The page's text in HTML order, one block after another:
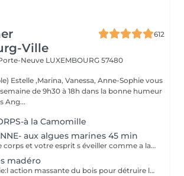
Ville
612
Neuve LUXEMBOURG 57480
Estelle ,Marina, Vanessa, Anne-Sophie vous
de 9h30 à 18h dans la bonne humeur
Ang...
à la Camomille
aux algues marines 45 min
Vous sentez votre corps et votre esprit s éveiller comme a la suite d un bain dans l OCEAN. Vous vous tonicité et leur confort. sentez légère et revitalisée. Vos jambes retrouvent leur tonicité et leur confort
madéro
La Maderotherapie:l action massante du bois pour détruire la cellulite. *Active la circulation sanguine et lymphatique *Réduit les tensions musculaires. *Raffermie et tonifie la peau.